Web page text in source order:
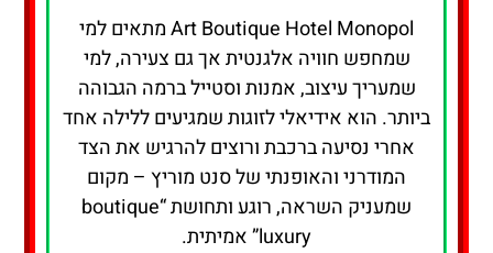
Art Boutique Hotel Monopol מתאים למי
שמחפש חוויה אלגנטית אך גם צעירה, למי
שמעריך עיצוב, אמנות וסטייל ברמה הגבוהה
ביותר. הוא אידיאלי לזוגות שמגיעים ללילה אחד
אחרי נסיעה ברכבת ורוצים להרגיש את הצד
המודרני והאופנתי של סנט מוריץ – מקום
שמעניק השראה, רוגע ותחושת “boutique
luxury” אמיתית.